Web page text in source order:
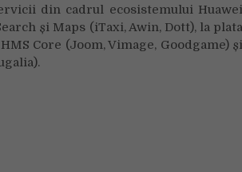
din cadrul ecosistemului Huawei
și Maps (iTaxi, Awin, Dott), la plata
Core (Joom, Vimage, Goodgame) și